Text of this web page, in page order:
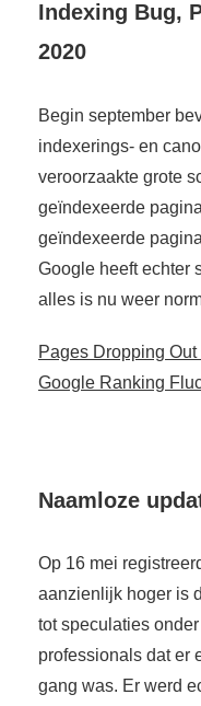
Indexing Bug,
2020
Begin september
indexerings- en
veroorzaakte grote
geïndexeerde
geïndexeerde
Google heeft echter
alles is nu weer
Pages Dropping
Google Ranking
Naamloze
Op 16 mei
aanzienlijk hoger is
tot speculaties
professionals dat er
gang was. Er werd